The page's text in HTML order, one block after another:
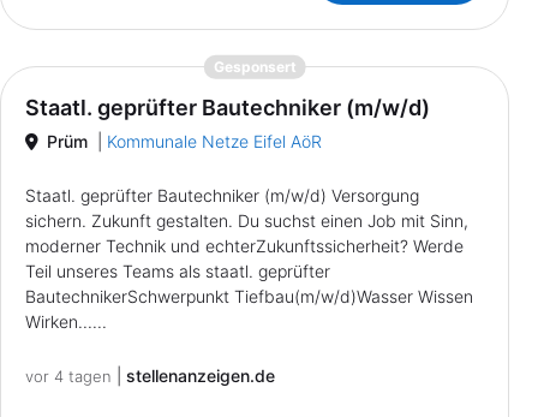
Gesponsert{prompt.job}
Staatl. geprüfter Bautechniker (m/w/d)
Prüm Kommunale Netze Eifel AöR
Staatl. geprüfter Bautechniker (m/w/d) Versorgung
sichern. Zukunft gestalten. Du suchst einen Job mit Sinn,
moderner Technik und echterZukunftssicherheit? Werde
Teil unseres Teams als staatl. geprüfter
BautechnikerSchwerpunkt Tiefbau(m/w/d)Wasser Wissen
Wirken......
vor 4 tagen stellenanzeigen.de